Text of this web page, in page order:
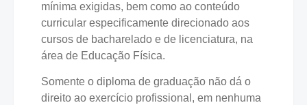
mínima exigidas, bem como ao conteúdo
curricular especificamente direcionado aos
cursos de bacharelado e de licenciatura, na
área de Educação Física.
Somente o diploma de graduação não dá o
direito ao exercício profissional, em nenhuma